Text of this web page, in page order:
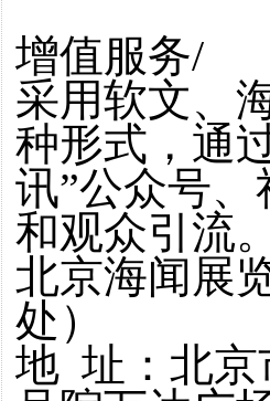
增值服务/
采用软文、
种形式，通
讯”公众号
和观众引流
北京海闻展
处）
地 址：北京